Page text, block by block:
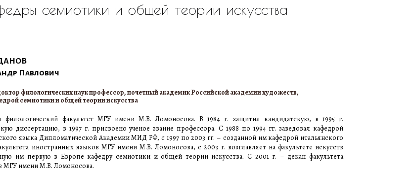
семиотики и общей теории искусства
Павлович
филологических наук профессор, почетный академик Российской академии художеств,
семиотики и общей теории искусства
филологический факультет МГУ имени М.В. Ломоносова. В 1984 г. защитил кандидатскую, в 1995 г.
диссертацию, в 1997 г. присвоено ученое звание профессора. С 1988 по 1994 гг. заведовал кафедрой
языка Дипломатической Академии МИД РФ, с 1997 по 2003 гг. – созданной им кафедрой итальянского
иностранных языков МГУ имени М.В. Ломоносова, с 2003 г. возглавляет на факультете искусств
им первую в Европе кафедру семиотики и общей теории искусства. С 2001 г. – декан факультета
МГУ имени М.В. Ломоносова.